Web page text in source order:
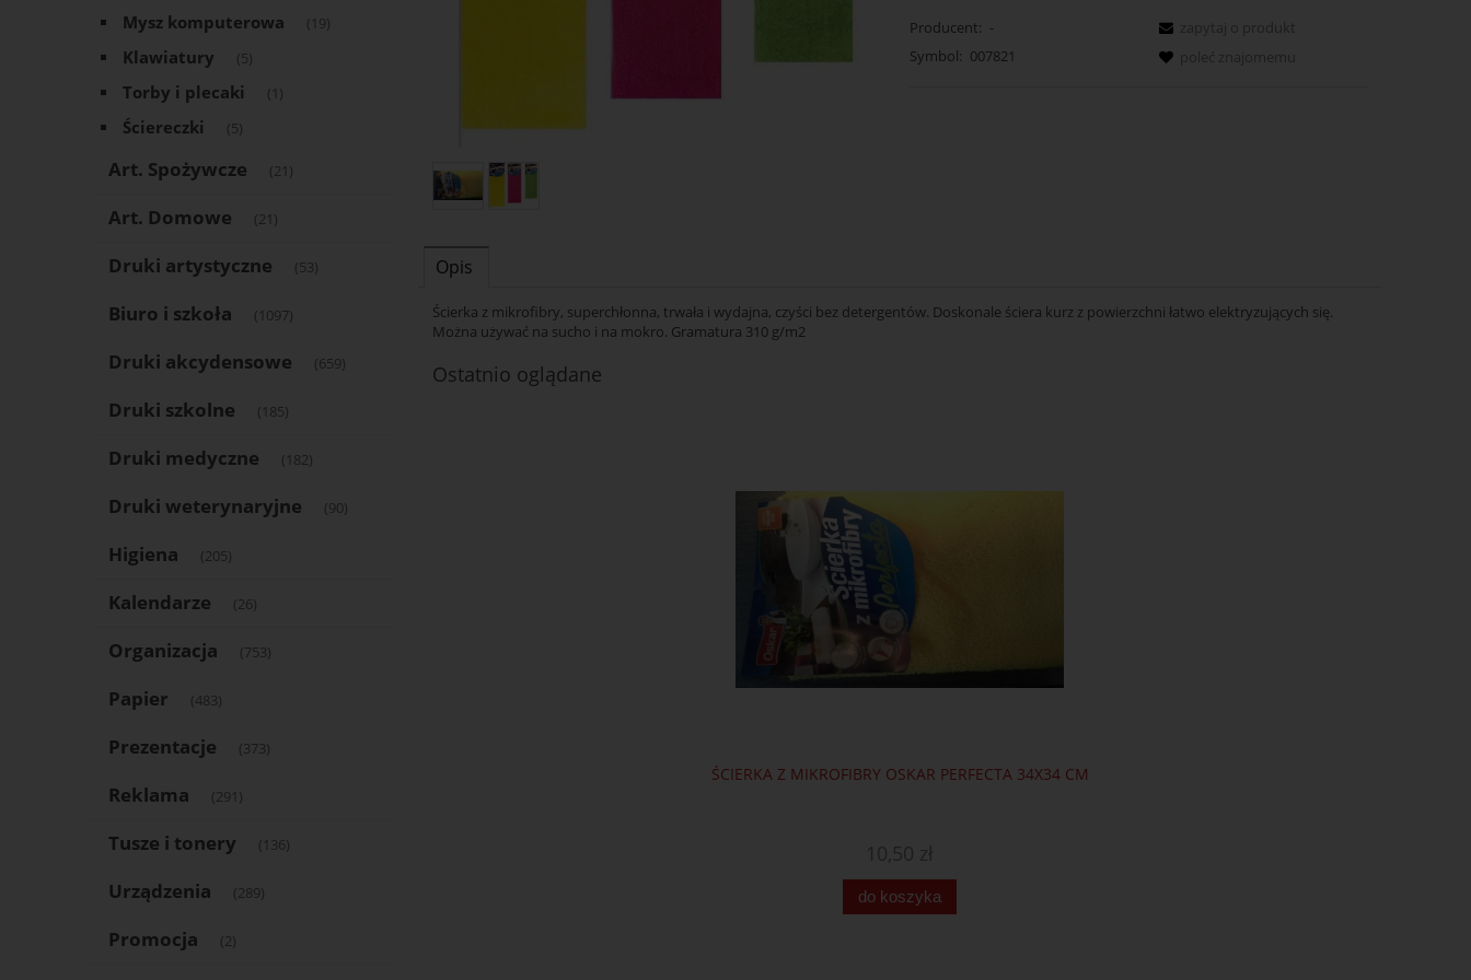
Mysz komputerowa (19)
Klawiatury (5)
Torby i plecaki (1)
Ściereczki (5)
Art. Spożywcze (21)
Art. Domowe (21)
Druki artystyczne (53)
Biuro i szkoła (1097)
Druki akcydensowe (659)
Druki szkolne (185)
Druki medyczne (182)
Druki weterynaryjne (90)
Higiena (205)
Kalendarze (26)
Organizacja (753)
Papier (483)
Prezentacje (373)
Reklama (291)
Tusze i tonery (136)
Urządzenia (289)
Promocja (2)
Producent: -
Symbol: 007821
Opis
Ścierka z mikrofibry, superchłonna, trwała i wydajna, czyści bez detergentów. Doskonale ściera kurz z powierzchni łatwo elektryzujących się.
Można używać na sucho i na mokro. Gramatura 310 g/m2
Ostatnio oglądane
ŚCIERKA Z MIKROFIBRY OSKAR PERFECTA 34X34 CM
do koszyka